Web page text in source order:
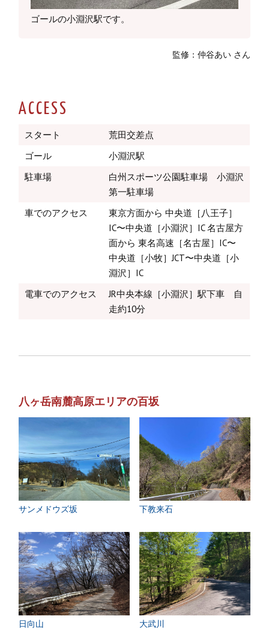
ゴールの小淵沢駅です。
監修：仲谷あい さん
ACCESS
スタート
荒田交差点
ゴール
小淵沢駅
駐車場
白州スポーツ公園駐車場 小淵沢
第一駐車場
車でのアクセス
東京方面から 中央道［八王子］
IC〜中央道［小淵沢］IC 名古屋方
面から 東名高速［名古屋］IC〜
中央道［小牧］JCT〜中央道［小
淵沢］IC
電車でのアクセス
JR中央本線［小淵沢］駅下車 自
走約10分
八ヶ岳南麓高原エリアの百坂
サンメドウズ坂 下教来石
日向山 大武川